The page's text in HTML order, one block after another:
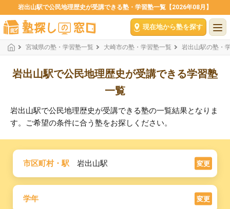
岩出山駅で公民地理歴史が受講できる塾・学習塾一覧【2026年08月】
現在地から塾を探す
宮城県の塾・学習塾一覧 大崎市の塾・学習塾一覧 岩出山駅の塾・
岩出山駅で公民地理歴史が受講できる学習塾
一覧
岩出山駅で公民地理歴史が受講できる塾の一覧結果となりま
す。ご希望の条件に合う塾をお探しください。
市区町村・駅 岩出山駅 変更
学年 変更